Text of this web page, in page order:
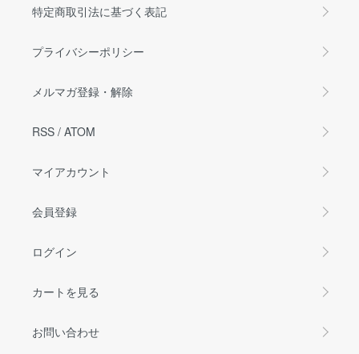
特定商取引法に基づく表記
プライバシーポリシー
メルマガ登録・解除
RSS / ATOM
マイアカウント
会員登録
ログイン
カートを見る
お問い合わせ